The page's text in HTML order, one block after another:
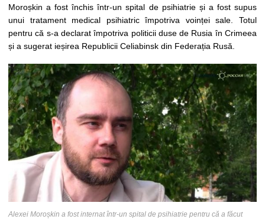
Moroșkin a fost închis într-un spital de psihiatrie și a fost supus
unui tratament medical psihiatric împotriva voinței sale. Totul
pentru că s-a declarat împotriva politicii duse de Rusia în Crimeea
și a sugerat ieșirea Republicii Celiabinsk din Federația Rusă.
Alexei Moroșkin a fost internat într-un spital de psihiatrie pentru că a făcut